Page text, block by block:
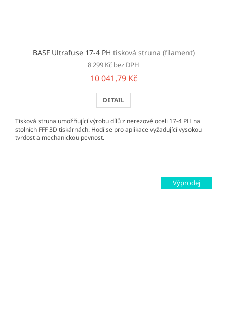
BASF Ultrafuse 17-4 PH tisková struna (filament)
8 299 Kč bez DPH
10 041,79 Kč
DETAIL
Tisková struna umožňující výrobu dílů z nerezové oceli 17-4 PH na
stolních FFF 3D tiskárnách. Hodí se pro aplikace vyžadující vysokou
tvrdost a mechanickou pevnost.
Výprodej